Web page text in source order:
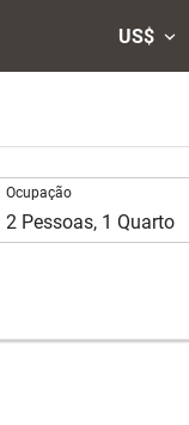
US$
Ocupação
Ocupação
2 Pessoas, 1 Quarto